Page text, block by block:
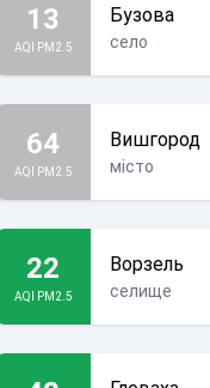
13
AQI PM2.5
Бузова
село
64
AQI PM2.5
Вишгород
місто
22
AQI PM2.5
Ворзель
селище